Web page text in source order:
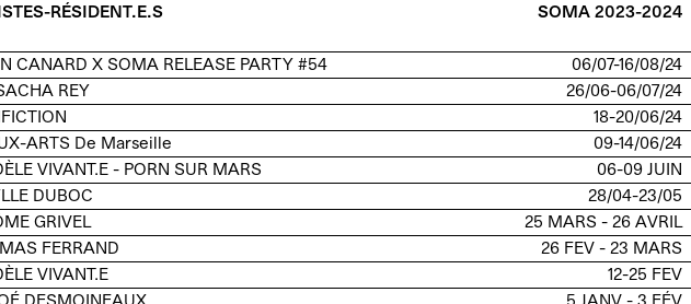
RÉSIDENT.E.S SOMA 2023-2024
CANARD X SOMA RELEASE PARTY #54
06/07-16/08/24
REY
26/06-06/07/24
18-20/06/24
ARTS De Marseille
09-14/06/24
VIVANT.E - PORN SUR MARS
06-09 JUIN
DUBOC
28/04-23/05
GRIVEL
25 MARS - 26 AVRIL
FERRAND
26 FEV - 23 MARS
VIVANT.E
12-25 FEV